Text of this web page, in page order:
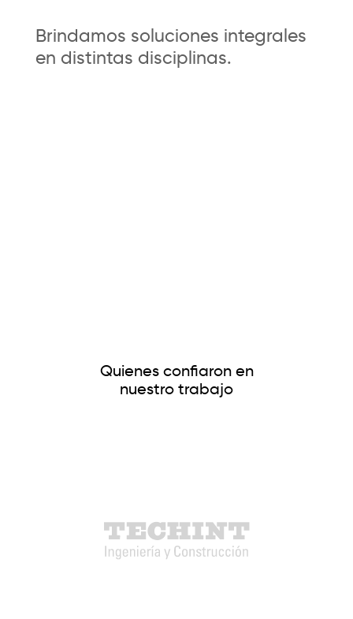
Brindamos soluciones integrales
en distintas disciplinas.
Quienes confiaron en
nuestro trabajo